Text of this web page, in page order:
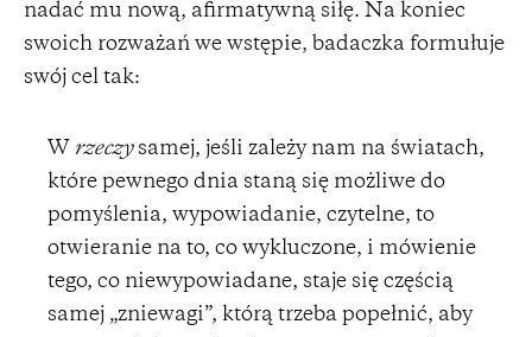
nadać mu nową, afirmatywną siłę. Na koniec
swoich rozważań we wstępie, badaczka formułuje
swój cel tak:
W rzeczysamej, jeśli zależy nam na światach,
które pewnego dnia staną się możliwe do
pomyślenia, wypowiadanie, czytelne, to
otwieranie na to, co wykluczone, i mówienie
tego, co niewypowiadane, staje się częścią
samej „zniewagi”, którą trzeba popełnić, aby